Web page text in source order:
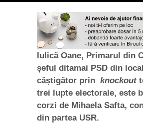
Iulică Oane, Primarul din
șeful ditamai PSD din
câștigător prin knockout
trei lupte electorale, este
corzi de Mihaela Safta,
din partea USR.